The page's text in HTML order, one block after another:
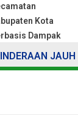
Kota
Dampak
JAUH